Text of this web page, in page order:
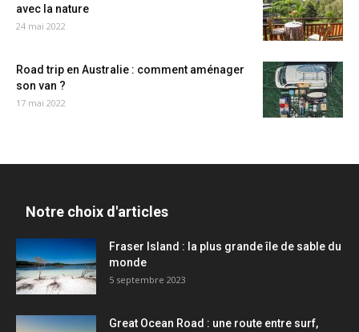
avec la nature
24 mai 2022
Road trip en Australie : comment aménager
son van ?
17 mai 2022
Notre choix d'articles
Fraser Island : la plus grande île de sable du
monde
5 septembre 2023
Great Ocean Road : une route entre surf,